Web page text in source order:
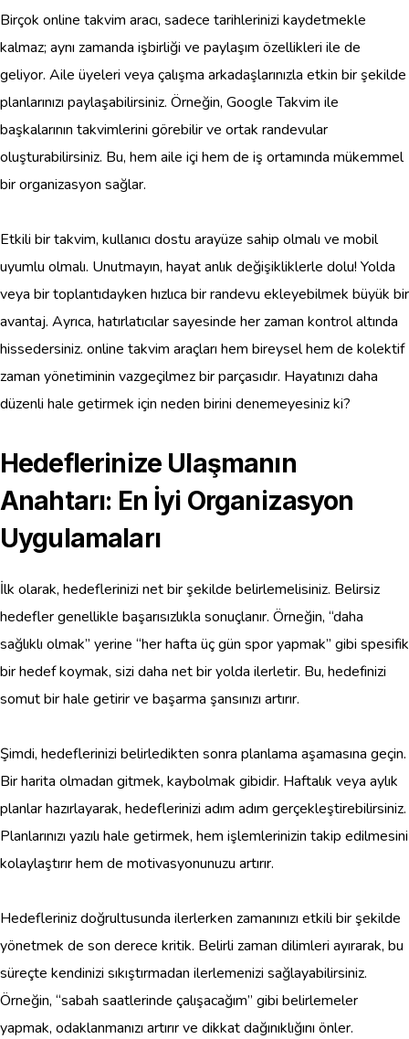
Birçok online takvim aracı, sadece tarihlerinizi kaydetmekle
kalmaz; aynı zamanda işbirliği ve paylaşım özellikleri ile de
geliyor. Aile üyeleri veya çalışma arkadaşlarınızla etkin bir şekilde
planlarınızı paylaşabilirsiniz. Örneğin, Google Takvim ile
başkalarının takvimlerini görebilir ve ortak randevular
oluşturabilirsiniz. Bu, hem aile içi hem de iş ortamında mükemmel
bir organizasyon sağlar.
Etkili bir takvim, kullanıcı dostu arayüze sahip olmalı ve mobil
uyumlu olmalı. Unutmayın, hayat anlık değişikliklerle dolu! Yolda
veya bir toplantıdayken hızlıca bir randevu ekleyebilmek büyük bir
avantaj. Ayrıca, hatırlatıcılar sayesinde her zaman kontrol altında
hissedersiniz. online takvim araçları hem bireysel hem de kolektif
zaman yönetiminin vazgeçilmez bir parçasıdır. Hayatınızı daha
düzenli hale getirmek için neden birini denemeyesiniz ki?
Hedeflerinize Ulaşmanın
Anahtarı: En İyi Organizasyon
Uygulamaları
İlk olarak, hedeflerinizi net bir şekilde belirlemelisiniz. Belirsiz
hedefler genellikle başarısızlıkla sonuçlanır. Örneğin, “daha
sağlıklı olmak” yerine “her hafta üç gün spor yapmak” gibi spesifik
bir hedef koymak, sizi daha net bir yolda ilerletir. Bu, hedefinizi
somut bir hale getirir ve başarma şansınızı artırır.
Şimdi, hedeflerinizi belirledikten sonra planlama aşamasına geçin.
Bir harita olmadan gitmek, kaybolmak gibidir. Haftalık veya aylık
planlar hazırlayarak, hedeflerinizi adım adım gerçekleştirebilirsiniz.
Planlarınızı yazılı hale getirmek, hem işlemlerinizin takip edilmesini
kolaylaştırır hem de motivasyonunuzu artırır.
Hedefleriniz doğrultusunda ilerlerken zamanınızı etkili bir şekilde
yönetmek de son derece kritik. Belirli zaman dilimleri ayırarak, bu
süreçte kendinizi sıkıştırmadan ilerlemenizi sağlayabilirsiniz.
Örneğin, “sabah saatlerinde çalışacağım” gibi belirlemeler
yapmak, odaklanmanızı artırır ve dikkat dağınıklığını önler.